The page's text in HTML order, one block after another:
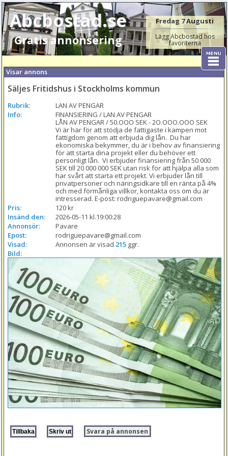
Abcbostad.se
Gratis annonsering
Fredag 7 Augusti
Lägg Abcbostad hos
favoriterna
Visar annons
Säljes Fritidshus i Stockholms kommun
Rubrik:
LAN AV PENGAR
Info:
FINANSIERING / LAN AV PENGAR
LÅN AV PENGAR / 50.OOO SEK - 2O.OOO.OOO SEK
Vi är här för att stödja de fattigaste i kampen mot
fattigdom genom att erbjuda dig lån.  Du har
ekonomiska bekymmer, du är i behov av finansiering
för att starta dina projekt eller du behöver ett
personligt lån.  Vi erbjuder finansiering från 50 000
SEK till 20 000 000 SEK utan risk för att hjälpa alla som
har svårt att starta ett projekt. Vi erbjuder lån till
privatpersoner och näringsidkare till en ränta på 4%
och med förmånliga villkor, kontakta oss om du är
intresserad. E-post: rodriguepavare@gmail.com
Pris:
120 kr
Insänd den:
2026-05-11 kl.19:00:28
Annonsör:
Pavare
Epost:
rodriguepavare@gmail.com
Visad:
Annonsen är visad 215 ggr.
Bild:
Svara på annonsen